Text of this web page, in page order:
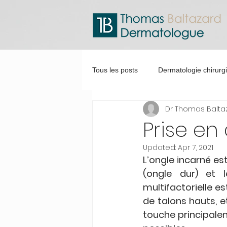
Tous les posts Dermatologie
Prise
Dr Thomas
Updated: Apr 7, 2021
L’ongle incarné
(ongle dur) et
multifactorielle
de talons hauts,
touche